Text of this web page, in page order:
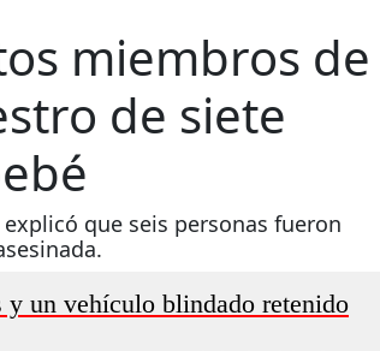
miembros de
de siete
que seis personas fueron
y un vehículo blindado retenido